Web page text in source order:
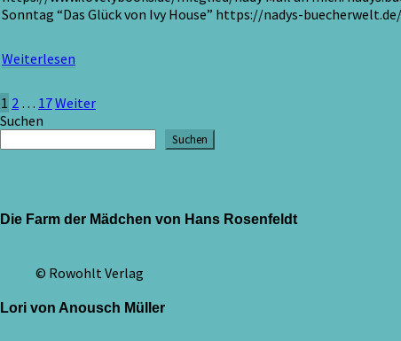
Sonntag “Das Glück von Ivy House” https://nadys-
Weiterlesen
Seitennummerierung
der
Beiträge
1 2 … 17Weiter
Suchen
Suchen
Die Farm der Mädchen von Hans Rosenfeldt
© Rowohlt Verlag
Lori von Anousch Müller